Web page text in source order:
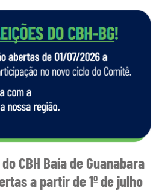
CBH Baía de Guanabara
a partir de 1º de julho